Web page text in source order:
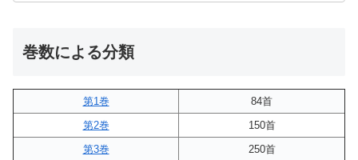
巻数による分類
第1巻
84首
第2巻
150首
第3巻
250首